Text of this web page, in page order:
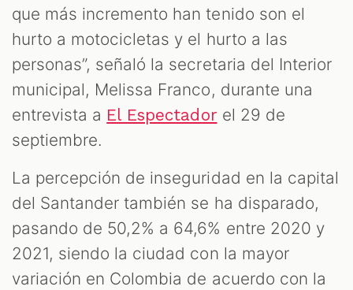
que más incremento han tenido son el
hurto a motocicletas y el hurto a las
personas”, señaló la secretaria del Interior
municipal, Melissa Franco, durante una
entrevista a El Espectador el 29 de
septiembre.
La percepción de inseguridad en la capital
del Santander también se ha disparado,
pasando de 50,2% a 64,6% entre 2020 y
2021, siendo la ciudad con la mayor
variación en Colombia de acuerdo con la